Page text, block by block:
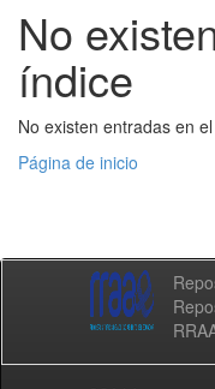
No
índice
No existen entradas en
Página de inicio